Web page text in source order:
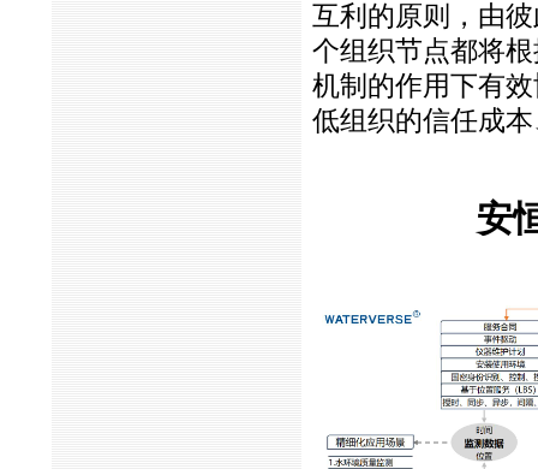
互利的原则，由
个组织节点都将
机制的作用下有
低组织的信任成
安